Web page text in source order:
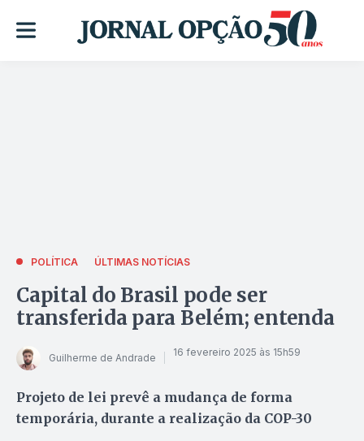
POLÍTICA ÚLTIMAS NOTÍCIAS
Capital do Brasil pode ser
transferida para Belém; entenda
Guilherme de Andrade 16 fevereiro 2025 às 15h59
Projeto de lei prevê a mudança de forma
temporária, durante a realização da COP-30